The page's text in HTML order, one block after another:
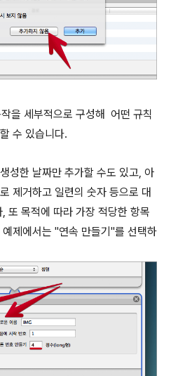
을 세부적으로 구성해 어떤 규칙
수 있습니다.
성한 날짜만 추가할 수도 있고, 아
제거하고 일련의 숫자 등으로 대
또 목적에 따라 가장 적당한 항목
제에서는 "연속 만들기"를 선택하